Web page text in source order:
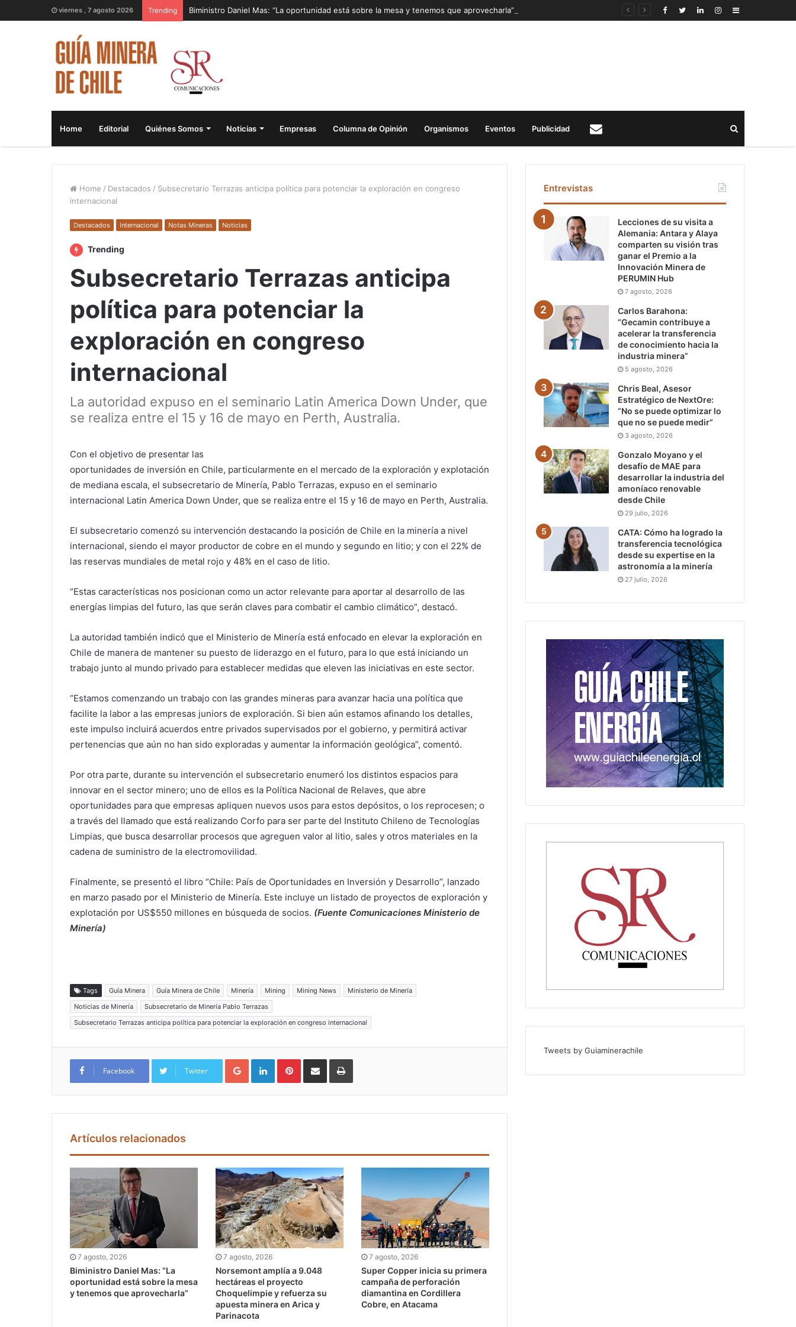
viernes , 7 agosto 2026 Trending Biministro Daniel Mas: “La oportunidad está sobre la mesa y tenemos que aprovecharla” Sidebar
Home Editorial Quiénes Somos Noticias Empresas Columna de Opinión Organismos Eventos Publicidad
Home / Destacados / Subsecretario Terrazas anticipa política para potenciar la exploración en congreso
internacional
Destacados Internacional Notas Mineras Noticias
Trending
Subsecretario Terrazas anticipa
política para potenciar la
exploración en congreso
internacional
La autoridad expuso en el seminario Latin America Down Under, que
se realiza entre el 15 y 16 de mayo en Perth, Australia.
Con el objetivo de presentar las
oportunidades de inversión en Chile, particularmente en el mercado de la exploración y explotación
de mediana escala, el subsecretario de Minería, Pablo Terrazas, expuso en el seminario
internacional Latin America Down Under, que se realiza entre el 15 y 16 de mayo en Perth, Australia.
El subsecretario comenzó su intervención destacando la posición de Chile en la minería a nivel
internacional, siendo el mayor productor de cobre en el mundo y segundo en litio; y con el 22% de
las reservas mundiales de metal rojo y 48% en el caso de litio.
“Estas características nos posicionan como un actor relevante para aportar al desarrollo de las
energías limpias del futuro, las que serán claves para combatir el cambio climático”, destacó.
La autoridad también indicó que el Ministerio de Minería está enfocado en elevar la exploración en
Chile de manera de mantener su puesto de liderazgo en el futuro, para lo que está iniciando un
trabajo junto al mundo privado para establecer medidas que eleven las iniciativas en este sector.
“Estamos comenzando un trabajo con las grandes mineras para avanzar hacia una política que
facilite la labor a las empresas juniors de exploración. Si bien aún estamos afinando los detalles,
este impulso incluirá acuerdos entre privados supervisados por el gobierno, y permitirá activar
pertenencias que aún no han sido exploradas y aumentar la información geológica”, comentó.
Por otra parte, durante su intervención el subsecretario enumeró los distintos espacios para
innovar en el sector minero; uno de ellos es la Política Nacional de Relaves, que abre
oportunidades para que empresas apliquen nuevos usos para estos depósitos, o los reprocesen; o
a través del llamado que está realizando Corfo para ser parte del Instituto Chileno de Tecnologías
Limpias, que busca desarrollar procesos que agreguen valor al litio, sales y otros materiales en la
cadena de suministro de la electromovilidad.
Finalmente, se presentó el libro “Chile: País de Oportunidades en Inversión y Desarrollo”, lanzado
en marzo pasado por el Ministerio de Minería. Este incluye un listado de proyectos de exploración y
explotación por US$550 millones en búsqueda de socios. (Fuente Comunicaciones Ministerio de
Minería)
Tags Guía Minera Guía Minera de Chile Minería Mining Mining News
Ministerio de Minería
Noticias de Minería
Subsecretario de Minería Pablo Terrazas
Subsecretario Terrazas anticipa política para potenciar la exploración en congreso internacional
Facebook Twitter
Google+ LinkedIn Pinterest
Artículos relacionados
7 agosto, 2026
Biministro Daniel Mas: “La
oportunidad está sobre la mesa
y tenemos que aprovecharla”
7 agosto, 2026
Norsemont amplía a 9.048
hectáreas el proyecto
Choquelimpie y refuerza su
apuesta minera en Arica y
Parinacota
7 agosto, 2026
Super Copper inicia su primera
campaña de perforación
diamantina en Cordillera
Cobre, en Atacama
Entrevistas
Lecciones de su visita a
Alemania: Antara y Alaya
comparten su visión tras
ganar el Premio a la
Innovación Minera de
PERUMIN Hub
7 agosto, 2026
Carlos Barahona:
“Gecamin contribuye a
acelerar la transferencia
de conocimiento hacia la
industria minera”
5 agosto, 2026
Chris Beal, Asesor
Estratégico de NextOre:
“No se puede optimizar lo
que no se puede medir”
3 agosto, 2026
Gonzalo Moyano y el
desafío de MAE para
desarrollar la industria del
amoníaco renovable
desde Chile
29 julio, 2026
CATA: Cómo ha logrado la
transferencia tecnológica
desde su expertise en la
astronomía a la minería
27 julio, 2026
Tweets by Guiaminerachile